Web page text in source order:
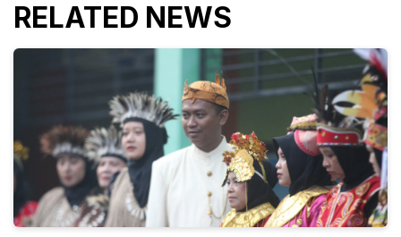
RELATED NEWS